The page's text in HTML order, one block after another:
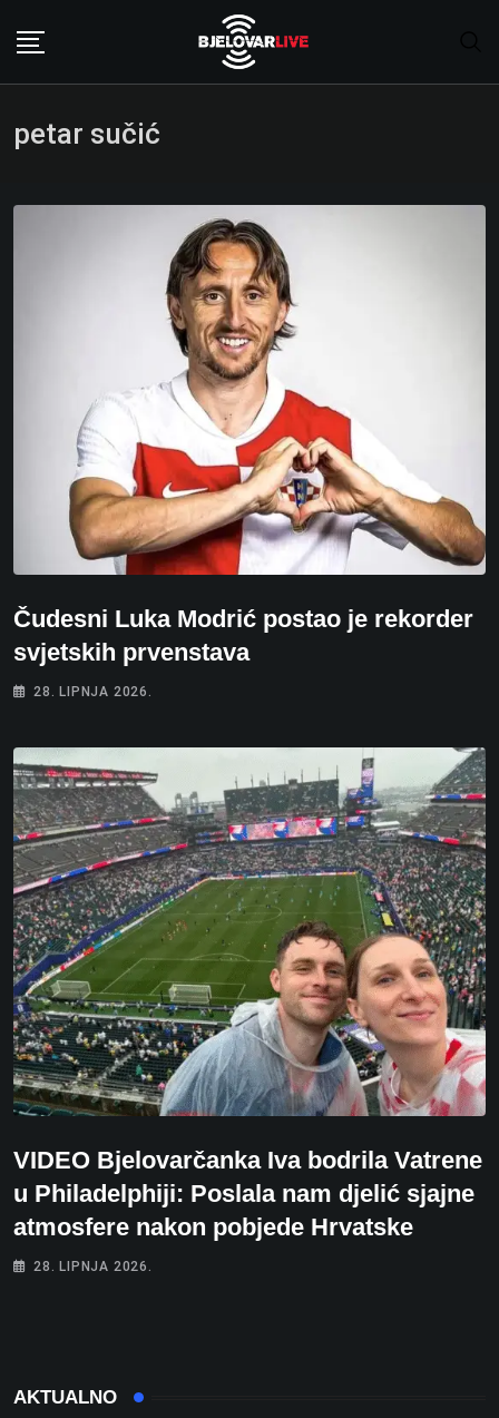
petar sučić
Čudesni Luka Modrić postao je rekorder
svjetskih prvenstava
28. LIPNJA 2026.
VIDEO Bjelovarčanka Iva bodrila Vatrene
u Philadelphiji: Poslala nam djelić sjajne
atmosfere nakon pobjede Hrvatske
28. LIPNJA 2026.
AKTUALNO